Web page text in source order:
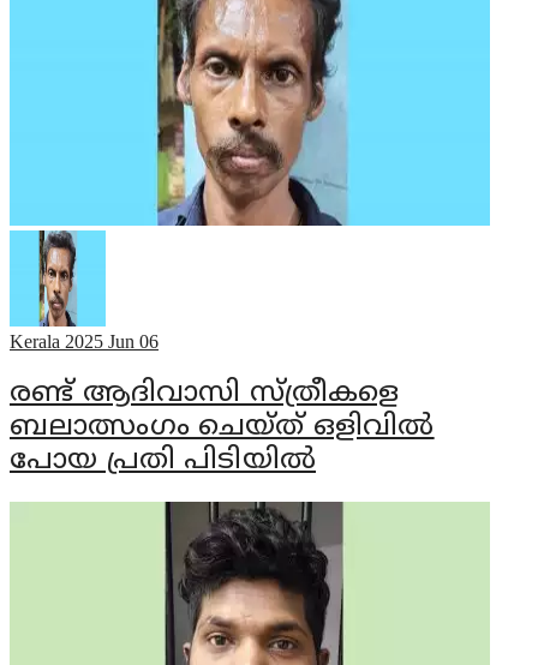
Kerala 2025 Jun 06
രണ്ട് ആദിവാസി സ്ത്രീകളെ
ബലാത്സംഗം ചെയ്ത് ഒളിവില്‍
പോയ പ്രതി പിടിയില്‍